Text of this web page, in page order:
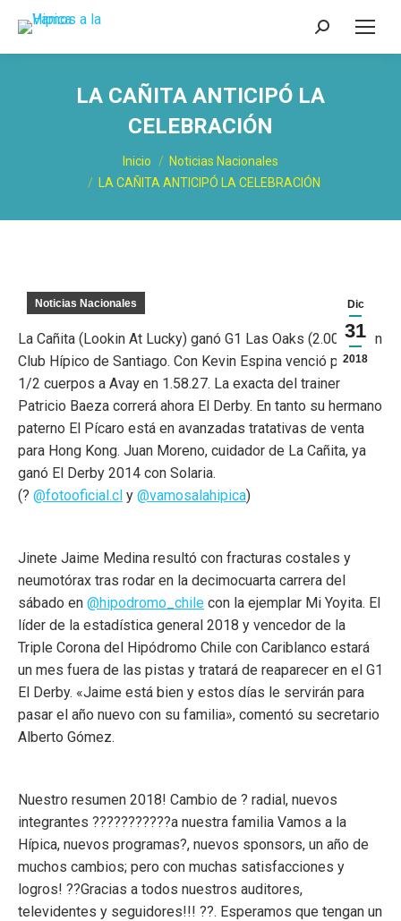
Buscar:
LA CAÑITA ANTICIPÓ LA
CELEBRACIÓN
Inicio
Noticias Nacionales
LA CAÑITA ANTICIPÓ LA CELEBRACIÓN
Dic
31
2018
Noticias Nacionales
La Cañita (Lookin At Lucky) ganó G1 Las Oaks (2.000m) en
Club Hípico de Santiago. Con Kevin Espina venció por 2
1/2 cuerpos a Avay en 1.58.27. La exacta del trainer
Patricio Baeza correrá ahora El Derby. En tanto su hermano
paterno El Pícaro está en avanzadas tratativas de venta
para Hong Kong. Juan Moreno, cuidador de La Cañita, ya
ganó El Derby 2014 con Solaria.
(? @fotooficial.cl y @vamosalahipica)
Jinete Jaime Medina resultó con fracturas costales y
neumotórax tras rodar en la decimocuarta carrera del
sábado en @hipodromo_chile con la ejemplar Mi Yoyita. El
líder de la estadística general 2018 y vencedor de la
Triple Corona del Hipódromo Chile con Cariblanco estará
un mes fuera de las pistas y tratará de reaparecer en el G1
El Derby. «Jaime está bien y estos días le servirán para
pasar el año nuevo con su familia», comentó su secretario
Alberto Gómez.
Nuestro resumen 2018! Cambio de ? radial, nuevos
integrantes ??‍???‍???‍???a nuestra familia Vamos a la
Hípica, nuevos programas?, nuevos sponsors, un año de
muchos cambios; pero con muchas satisfacciones y
logros! ??Gracias a todos nuestros auditores,
televidentes y seguidores!!! ??. Esperamos que tengan un